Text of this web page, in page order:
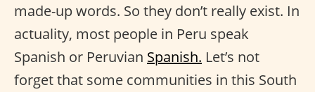
made-up words. So they don’t really exist. In
actuality, most people in Peru speak
Spanish or Peruvian Spanish. Let’s not
forget that some communities in this South